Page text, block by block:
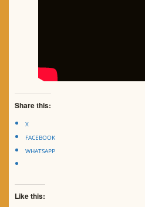
Share this:
X
FACEBOOK
WHATSAPP
Like this: